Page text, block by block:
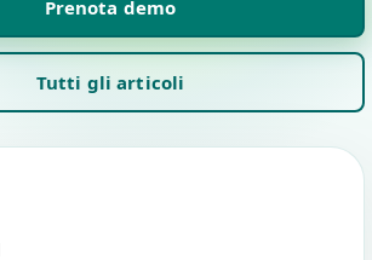
Prenota demo
Tutti gli articoli